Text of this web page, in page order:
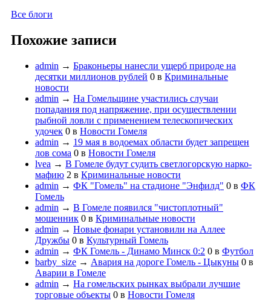
Все блоги
Похожие записи
admin → Браконьеры нанесли ущерб природе на
десятки миллионов рублей 0 в Криминальные
новости
admin → На Гомельщине участились случаи
попадания под напряжение, при осуществлении
рыбной ловли с применением телескопических
удочек 0 в Новости Гомеля
admin → 19 мая в водоемах области будет запрещен
лов сома 0 в Новости Гомеля
lvea → В Гомеле будут судить светлогорскую нарко-
мафию 2 в Криминальные новости
admin → ФК "Гомель" на стадионе "Энфилд" 0 в ФК
Гомель
admin → В Гомеле появился "чистоплотный"
мошенник 0 в Криминальные новости
admin → Новые фонари установили на Аллее
Дружбы 0 в Культурный Гомель
admin → ФК Гомель - Динамо Минск 0:2 0 в Футбол
barby_size → Авария на дороге Гомель - Цыкуны 0 в
Аварии в Гомеле
admin → На гомельских рынках выбрали лучшие
торговые объекты 0 в Новости Гомеля